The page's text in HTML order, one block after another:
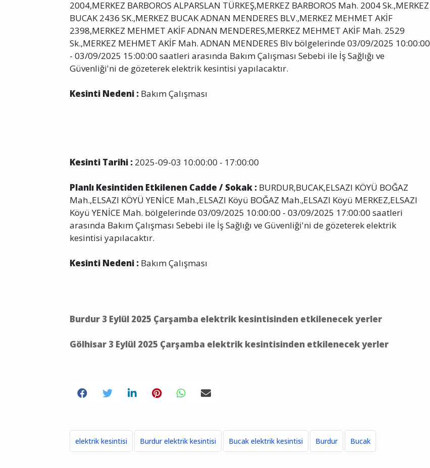
2004,MERKEZ BARBOROS ALPARSLAN TÜRKEŞ,MERKEZ BARBOROS Mah. 2004 Sk.,MERKEZ
BUCAK 2436 SK.,MERKEZ BUCAK ADNAN MENDERES BLV.,MERKEZ MEHMET AKİF
2398,MERKEZ MEHMET AKİF ADNAN MENDERES,MERKEZ MEHMET AKİF Mah. 2529
Sk.,MERKEZ MEHMET AKİF Mah. ADNAN MENDERES Blv bölgelerinde 03/09/2025 10:00:00
- 03/09/2025 15:00:00 saatleri arasında Bakım Çalışması Sebebi ile İş Sağlığı ve
Güvenliği'ni de gözeterek elektrik kesintisi yapılacaktır.
Kesinti Nedeni : Bakım Çalışması
Kesinti Tarihi : 2025-09-03 10:00:00 - 17:00:00
Planlı Kesintiden Etkilenen Cadde / Sokak : BURDUR,BUCAK,ELSAZI KÖYÜ BOĞAZ
Mah.,ELSAZI KÖYÜ YENİCE Mah.,ELSAZI Köyü BOĞAZ Mah.,ELSAZI Köyü MERKEZ,ELSAZI
Köyü YENİCE Mah. bölgelerinde 03/09/2025 10:00:00 - 03/09/2025 17:00:00 saatleri
arasında Bakım Çalışması Sebebi ile İş Sağlığı ve Güvenliği'ni de gözeterek elektrik
kesintisi yapılacaktır.
Kesinti Nedeni : Bakım Çalışması
Burdur 3 Eylül 2025 Çarşamba elektrik kesintisinden etkilenecek yerler
Gölhisar 3 Eylül 2025 Çarşamba elektrik kesintisinden etkilenecek yerler
elektrik kesintisi Burdur elektrik kesintisi Bucak elektrik kesintisi Burdur Bucak